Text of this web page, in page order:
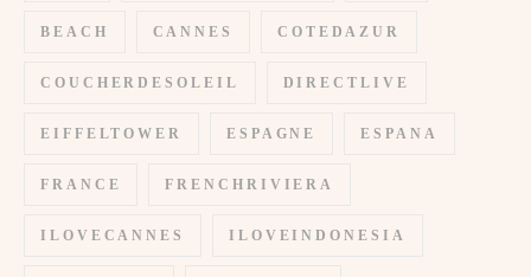
BEACH CANNES COTEDAZUR
COUCHERDESOLEIL DIRECTLIVE
EIFFELTOWER ESPAGNE ESPANA
FRANCE FRENCHRIVIERA
ILOVECANNES ILOVEINDONESIA